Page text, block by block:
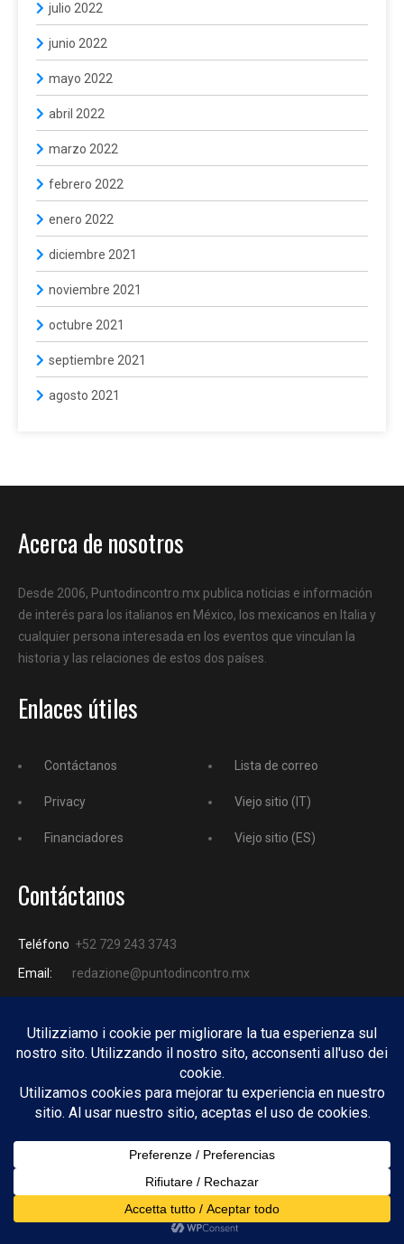
julio 2022
junio 2022
mayo 2022
abril 2022
marzo 2022
febrero 2022
enero 2022
diciembre 2021
noviembre 2021
octubre 2021
septiembre 2021
agosto 2021
Acerca de nosotros
Desde 2006, Puntodincontro.mx publica noticias e información
de interés para los italianos en México, los mexicanos en Italia y
cualquier persona interesada en los eventos que vinculan la
historia y las relaciones de estos dos países.
Enlaces útiles
Contáctanos
Privacy
Financiadores
Lista de correo
Viejo sitio (IT)
Viejo sitio (ES)
Contáctanos
Teléfono +52 729 243 3743
Email:
redazione@puntodincontro.mx
PUNTODINCONTRO
Copyright © 2025 Puntodincontro
Design by DisegnoW